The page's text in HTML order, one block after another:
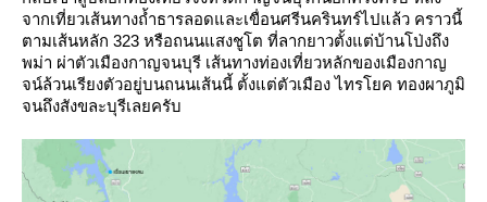
จากเที่ยวเส้นทางถ้ำธารลอดและเขื่อนศรีนครินทร์ไปแล้ว คราวนี้
ตามเส้นหลัก 323 หรือถนนแสงชูโต ที่ลากยาวตั้งแต่บ้านโป่งถึง
พม่า ผ่าตัวเมืองกาญจนบุรี เส้นทางท่องเที่ยวหลักของเมืองกาญ
จน์ล้วนเรียงตัวอยู่บนถนนเส้นนี้ ตั้งแต่ตัวเมือง ไทรโยค ทองผาภูมิ
จนถึงสังขละบุรีเลยครับ